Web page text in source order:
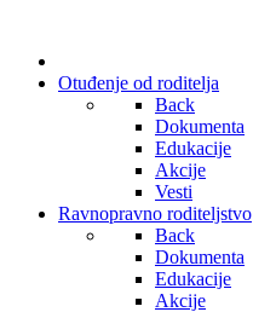
Otuđenje od roditelja
Back
Dokumenta
Edukacije
Akcije
Vesti
Ravnopravno roditeljstvo
Back
Dokumenta
Edukacije
Akcije